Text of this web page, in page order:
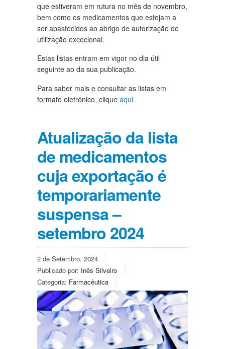
que estiveram em rutura no mês de novembro,
bem como os medicamentos que estejam a
ser abastecidos ao abrigo de autorização de
utilização excecional.
Estas listas entram em vigor no dia útil
seguinte ao da sua publicação.
Para saber mais e consultar as listas em
formato eletrónico, clique aqui.
Atualização da lista
de medicamentos
cuja exportação é
temporariamente
suspensa –
setembro 2024
2 de Setembro, 2024
Publicado por: Inês Silveiro
Categoria: Farmacêutica